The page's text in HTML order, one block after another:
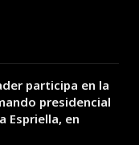
participa en la
presidencial
Espriella, en